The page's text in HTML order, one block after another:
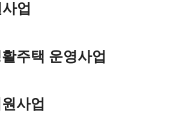
업
주택 운영사업
사업